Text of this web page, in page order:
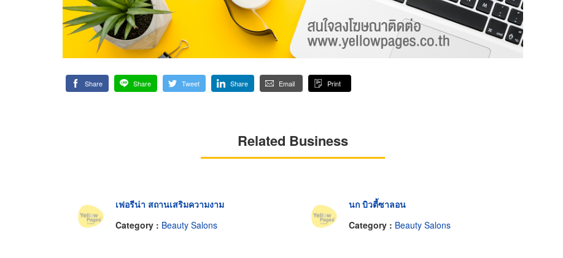
Share Share Tweet Share Email Print
Related Business
เฟอรีน่า สถานเสริมความงาม
Category : Beauty Salons
นก บิวตี้ซาลอน
Category : Beauty Salons